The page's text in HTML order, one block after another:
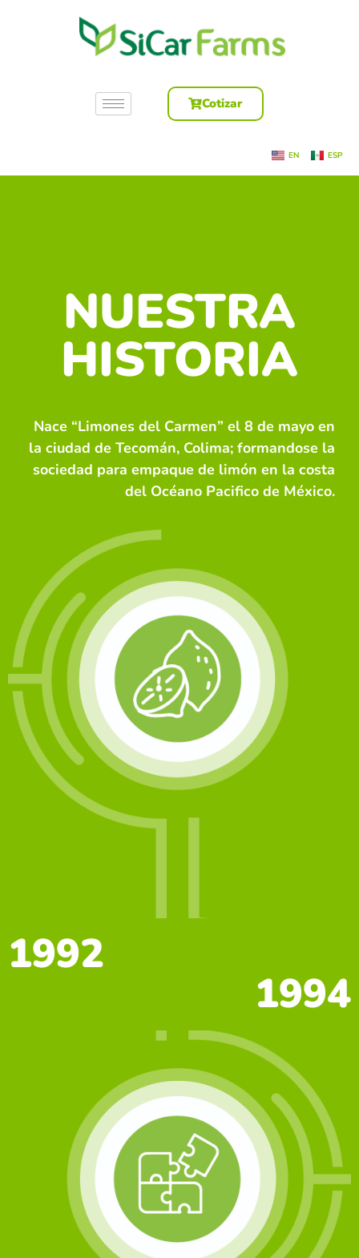
Cotizar
EN ESP
NUESTRA
HISTORIA
Nace “Limones del Carmen” el 8 de mayo en
la ciudad de Tecomán, Colima; formandose la
sociedad para empaque de limón en la costa
del Océano Pacifico de México.
1992
1994